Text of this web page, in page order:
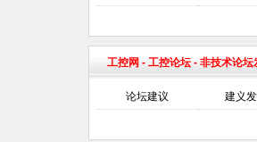
工控网 - 工控论坛- 非技术论坛
论坛建议 建义